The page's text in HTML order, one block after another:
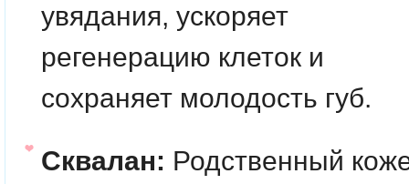
увядания, ускоряет
регенерацию клеток и
сохраняет молодость губ.
Сквалан: Родственный